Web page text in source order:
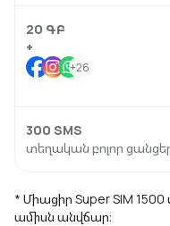
Մուտք
20 ԳԲ
+
+26
300 SMS
տեղական բոլոր
* Միացիր Super SIM
ամիսն անվճար։